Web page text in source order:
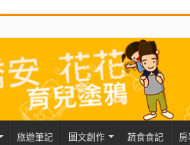
旅遊筆記 圖文創作 蔬食食記 房